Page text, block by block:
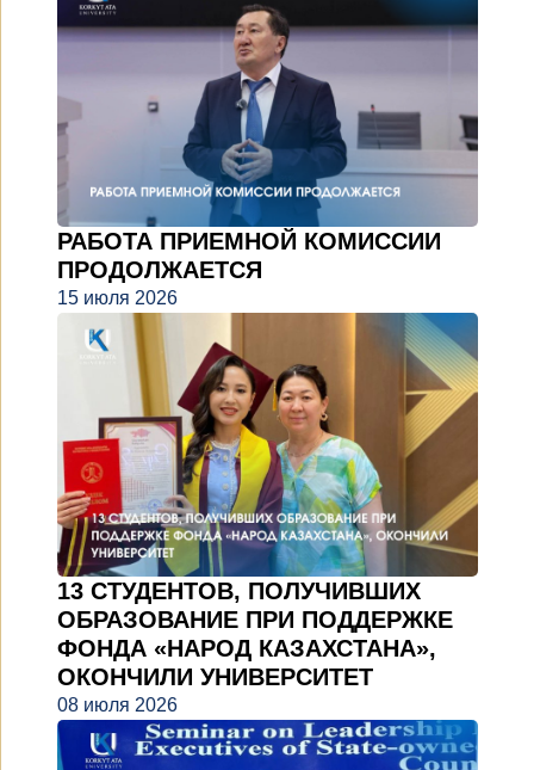
РАБОТА ПРИЕМНОЙ КОМИССИИ
ПРОДОЛЖАЕТСЯ
15 июля 2026
13 СТУДЕНТОВ, ПОЛУЧИВШИХ
ОБРАЗОВАНИЕ ПРИ ПОДДЕРЖКЕ
ФОНДА «НАРОД КАЗАХСТАНА»,
ОКОНЧИЛИ УНИВЕРСИТЕТ
08 июля 2026